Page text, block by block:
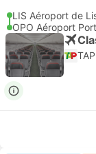
LIS Aéroport de
OPO Aéroport